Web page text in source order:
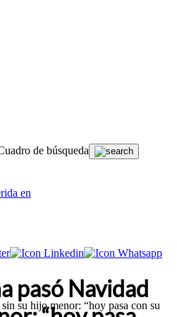
de búsqueda
su hijo menor: “hoy pasa con su
en
pasó Navidad